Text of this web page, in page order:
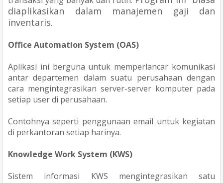
diaplikasikan dalam manajemen gaji dan
inventaris.
Office Automation System (OAS)
Aplikasi ini berguna untuk memperlancar komunikasi
antar departemen dalam suatu perusahaan dengan
cara mengintegrasikan server-server komputer pada
setiap user di perusahaan.
Contohnya seperti penggunaan email untuk kegiatan
di perkantoran setiap harinya.
Knowledge Work System (KWS)
Sistem informasi KWS mengintegrasikan satu